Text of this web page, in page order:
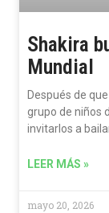
Shakira
Mundial
Después de
grupo de niños
invitarlos a
LEER MÁS »
mayo 20, 2026